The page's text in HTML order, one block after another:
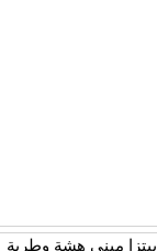
بيتزا ميني هشة وطرية